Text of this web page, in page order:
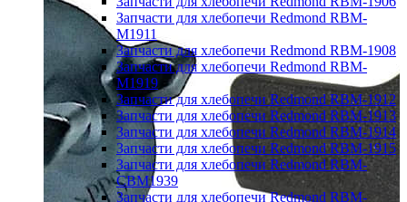
Запчасти для хлебопечи Redmond RBM-
M1911
Запчасти для хлебопечи Redmond RBM-1908
Запчасти для хлебопечи Redmond RBM-
M1919
Запчасти для хлебопечи Redmond RBM-1912
Запчасти для хлебопечи Redmond RBM-1913
Запчасти для хлебопечи Redmond RBM-1914
Запчасти для хлебопечи Redmond RBM-1915
Запчасти для хлебопечи Redmond RBM-
CBM1939
Запчасти для хлебопечи Redmond RBM-